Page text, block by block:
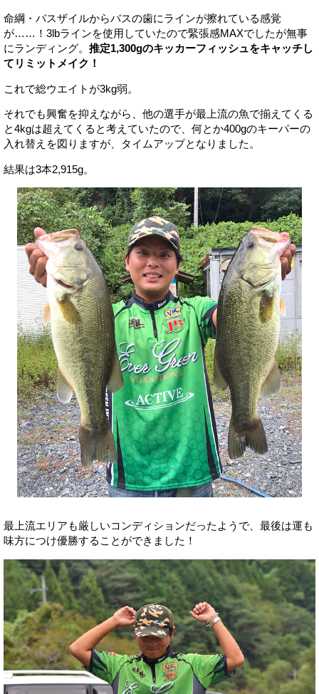
命綱・バスザイルからバスの歯にラインが擦れている感覚
が……！3lbラインを使用していたので緊張感MAXでしたが無事
にランディング。 推定1,300gのキッカーフィッシュをキャッチし
てリミットメイク！
これで総ウエイトが3kg弱。
それでも興奮を抑えながら、他の選手が最上流の魚で揃えてくる
と4kgは超えてくると考えていたので、何とか400gのキーパーの
入れ替えを図りますが、タイムアップとなりました。
結果は3本2,915g。
最上流エリアも厳しいコンディションだったようで、最後は運も
味方につけ優勝することができました！